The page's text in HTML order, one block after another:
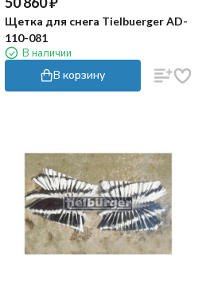
Щетка для снега Tielbuerger AD-
110-081
В наличии
В корзину